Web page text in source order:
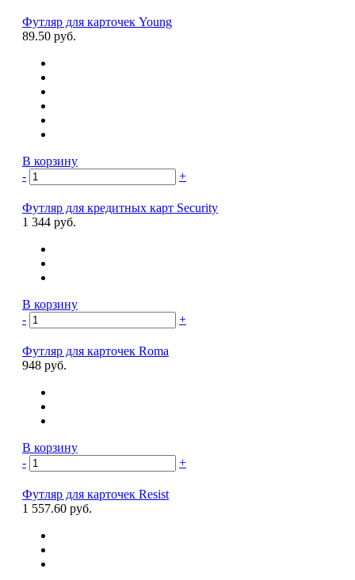
Футляр для карточек Young
89.50 руб.
В корзину
-
+
Футляр для кредитных карт Security
1 344 руб.
В корзину
-
+
Футляр для карточек Roma
948 руб.
В корзину
-
+
Футляр для карточек Resist
1 557.60 руб.